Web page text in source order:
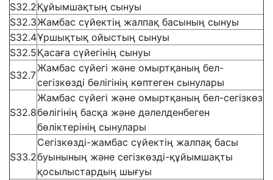
S32.2Құйымшақтың сынуы
S32.3Жамбас сүйектің жалпақ басының сынуы
S32.4Ұршықтық ойыстың сынуы
S32.5Қасаға сүйегінің сынуы
S32.7
Жамбас сүйегі және омыртқаның бел-
сегізкөзді бөлігінің көптеген сынулары
S32.8
Жамбас сүйегі және омыртқаның бел-сегізкөз
бөлігінің басқа және дәлелденбеген
бөліктерінің сынулары
S33.2
Сегізкөзді-жамбас сүйектің жалпақ басы
буынының және сегізкөзді-құйымшақты
қосылыстардың шығуы